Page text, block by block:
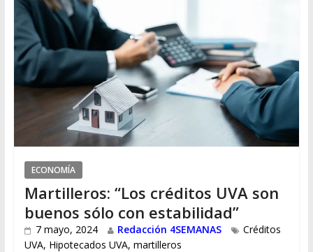
ECONOMÍA
Martilleros: “Los créditos UVA son
buenos sólo con estabilidad”
7 mayo, 2024 Redacción 4SEMANAS
Créditos
UVA, Hipotecados UVA, martilleros